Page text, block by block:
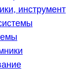
инструмент